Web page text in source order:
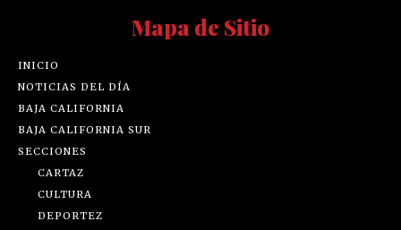
Mapa de Sitio
INICIO
NOTICIAS DEL DÍA
BAJA CALIFORNIA
BAJA CALIFORNIA SUR
SECCIONES
CARTAZ
CULTURA
DEPORTEZ